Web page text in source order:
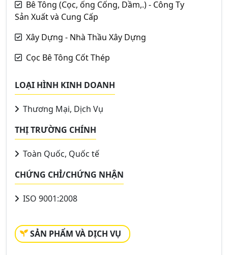
Bê Tông (Cọc, ống Cống, Dầm,.) - Công Ty
Sản Xuất và Cung Cấp
Xây Dựng - Nhà Thầu Xây Dựng
Cọc Bê Tông Cốt Thép
LOẠI HÌNH KINH DOANH
Thương Mại, Dịch Vụ
THỊ TRƯỜNG CHÍNH
Toàn Quốc, Quốc tế
CHỨNG CHỈ/CHỨNG NHẬN
ISO 9001:2008
SẢN PHẨM VÀ DỊCH VỤ